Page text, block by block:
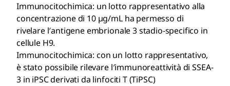
Immunocitochimica: un lotto rappresentativo alla
concentrazione di 10 µg/mL ha permesso di
rivelare l′antigene embrionale 3 stadio-specifico in
cellule H9.
Immunocitochimica: con un lotto rappresentativo,
è stato possibile rilevare l′immunoreattività di SSEA-
3 in iPSC derivati da linfociti T (TiPSC)